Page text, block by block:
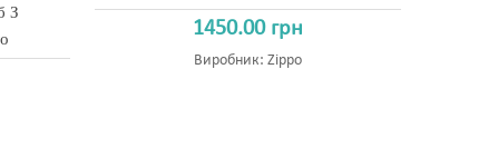
З
1450.00 грн
Виробник: Zippo